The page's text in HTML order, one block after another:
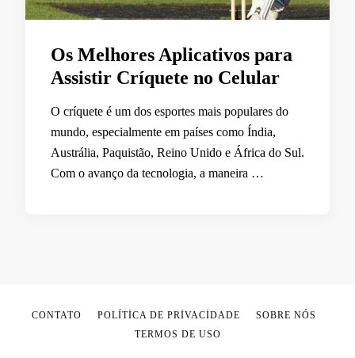
Os Melhores Aplicativos para
Assistir Críquete no Celular
O críquete é um dos esportes mais populares do
mundo, especialmente em países como Índia,
Austrália, Paquistão, Reino Unido e África do Sul.
Com o avanço da tecnologia, a maneira …
CONTATO POLÍTICA DE PRIVACIDADE
SOBRE NÓS
TERMOS DE USO